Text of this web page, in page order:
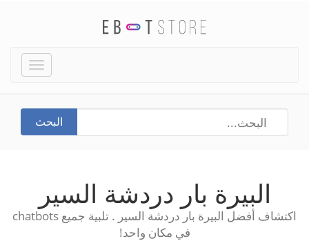
Toggle
البحث
البيرة بار دردشة السير
اكتشاف أفضل البيرة بار دردشة السير . تلبية جميع chatbots
في مكان واحد!